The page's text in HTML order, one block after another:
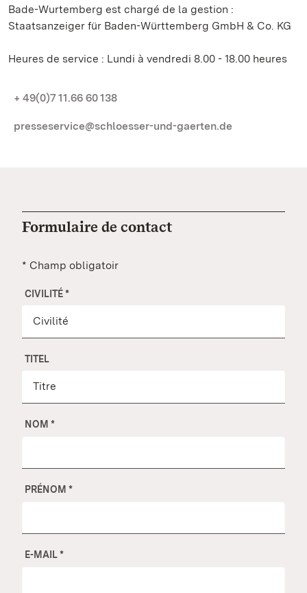
Bade-Wurtemberg est chargé de la gestion :
Staatsanzeiger für Baden-Württemberg GmbH & Co. KG
Heures de service : Lundi à vendredi 8.00 - 18.00 heures
+ 49(0)7 11.66 60 138
presseservice@schloesser-und-gaerten.de
Formulaire de contact
* Champ obligatoir
CIVILITÉ*
TITEL
NOM *
PRÉNOM *
E-MAIL*